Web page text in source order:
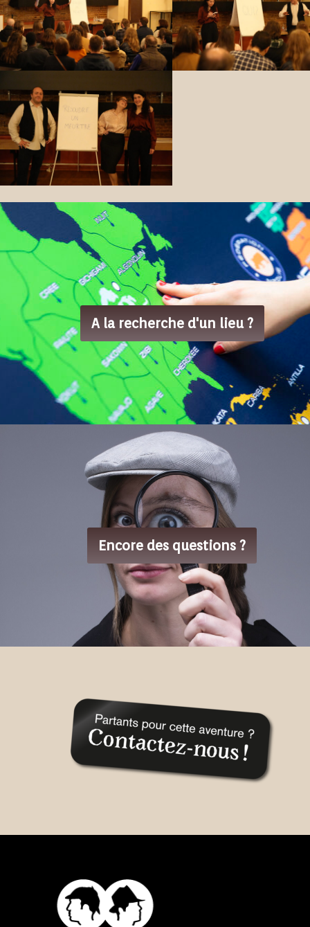
A la recherche d'un lieu ?
Encore des questions ?